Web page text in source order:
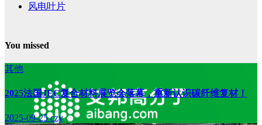
风电叶片
You missed
其他
2025法国JEC复合材料展览会落幕，重新认识碳纤维复材！
2025-09-25czy